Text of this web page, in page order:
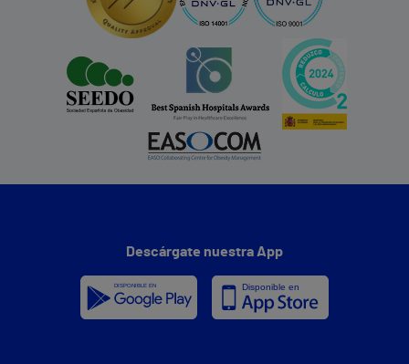
Descárgate nuestra App